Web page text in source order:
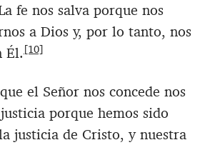
fe nos salva porque nos
a Dios y, por lo tanto, nos
Él. [10]
el Señor nos concede nos
porque hemos sido
justicia de Cristo, y nuestra